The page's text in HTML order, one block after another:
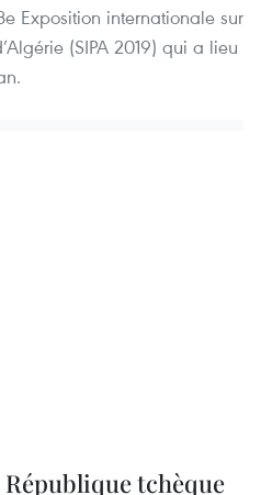
Exposition internationale sur
(SIPA 2019) qui a lieu
tchèque